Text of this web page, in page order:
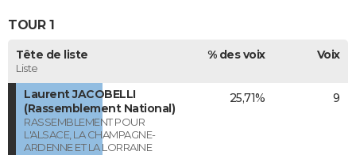
TOUR 1
Tête de liste
Liste
% des voix Voix
Laurent JACOBELLI
(Rassemblement National)
RASSEMBLEMENT POUR
L'ALSACE, LA CHAMPAGNE-
ARDENNE ET LA LORRAINE
25,71% 9